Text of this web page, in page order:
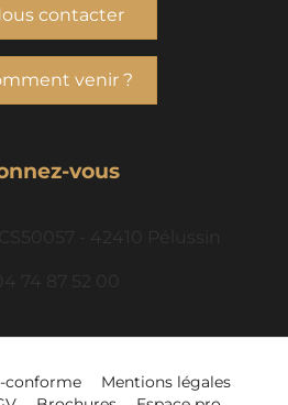
contacter
venir ?
vous
conforme
Mentions légales